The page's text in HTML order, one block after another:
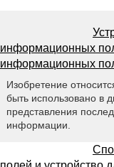
информационных
информационных
Изобретение
быть использовано в
представления
информации.